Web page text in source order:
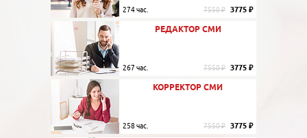
274 час. 7550 ₽ 3775 ₽
РЕДАКТОР СМИ
267 час. 7550 ₽ 3775 ₽
КОРРЕКТОР СМИ
258 час. 7550 ₽ 3775 ₽